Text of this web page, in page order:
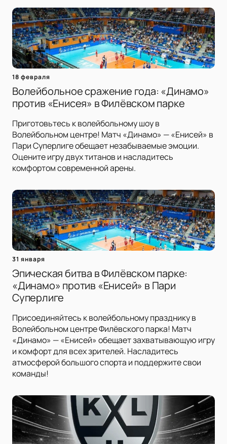
18 февраля
Волейбольное сражение года: «Динамо»
против «Енисея» в Филёвском парке
Приготовьтесь к волейбольному шоу в
Волейбольном центре! Матч «Динамо» — «Енисей» в
Пари Суперлиге обещает незабываемые эмоции.
Оцените игру двух титанов и насладитесь
комфортом современной арены.
31 января
Эпическая битва в Филёвском парке:
«Динамо» против «Енисей» в Пари
Суперлиге
Присоединяйтесь к волейбольному празднику в
Волейбольном центре Филёвского парка! Матч
«Динамо» — «Енисей» обещает захватывающую игру
и комфорт для всех зрителей. Насладитесь
атмосферой большого спорта и поддержите свои
команды!